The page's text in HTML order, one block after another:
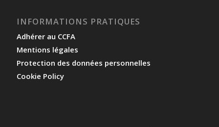
INFORMATIONS PRATIQUES
Adhérer au CCFA
Mentions légales
Protection des données personnelles
Cookie Policy